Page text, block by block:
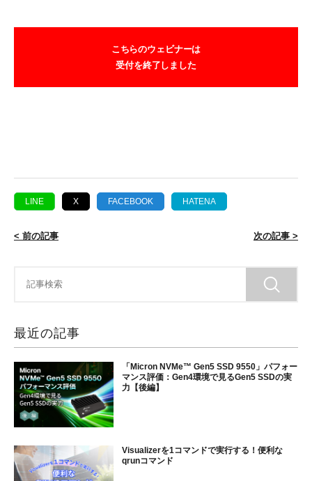
こちらのウェビナーは
受付を終了しました
LINE X FACEBOOK HATENA
< 前の記事 次の記事 >
最近の記事
「Micron NVMe™ Gen5 SSD 9550」パフォー
マンス評価：Gen4環境で見るGen5 SSDの実
力【後編】
Visualizerを1コマンドで実行する！便利な
qrunコマンド